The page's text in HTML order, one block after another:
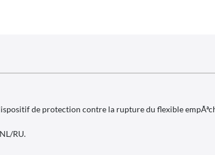
de protection contre la rupture du flexible
RU.